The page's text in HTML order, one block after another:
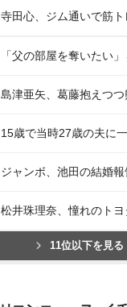
寺田心、ジム通いで筋
「父の部屋を奪いたい
島津亜矢、葛藤抱えつ
15歳で当時27歳の夫に
ジャンボ、池田の結婚
松井珠理奈、憧れのト
11位以下を見る